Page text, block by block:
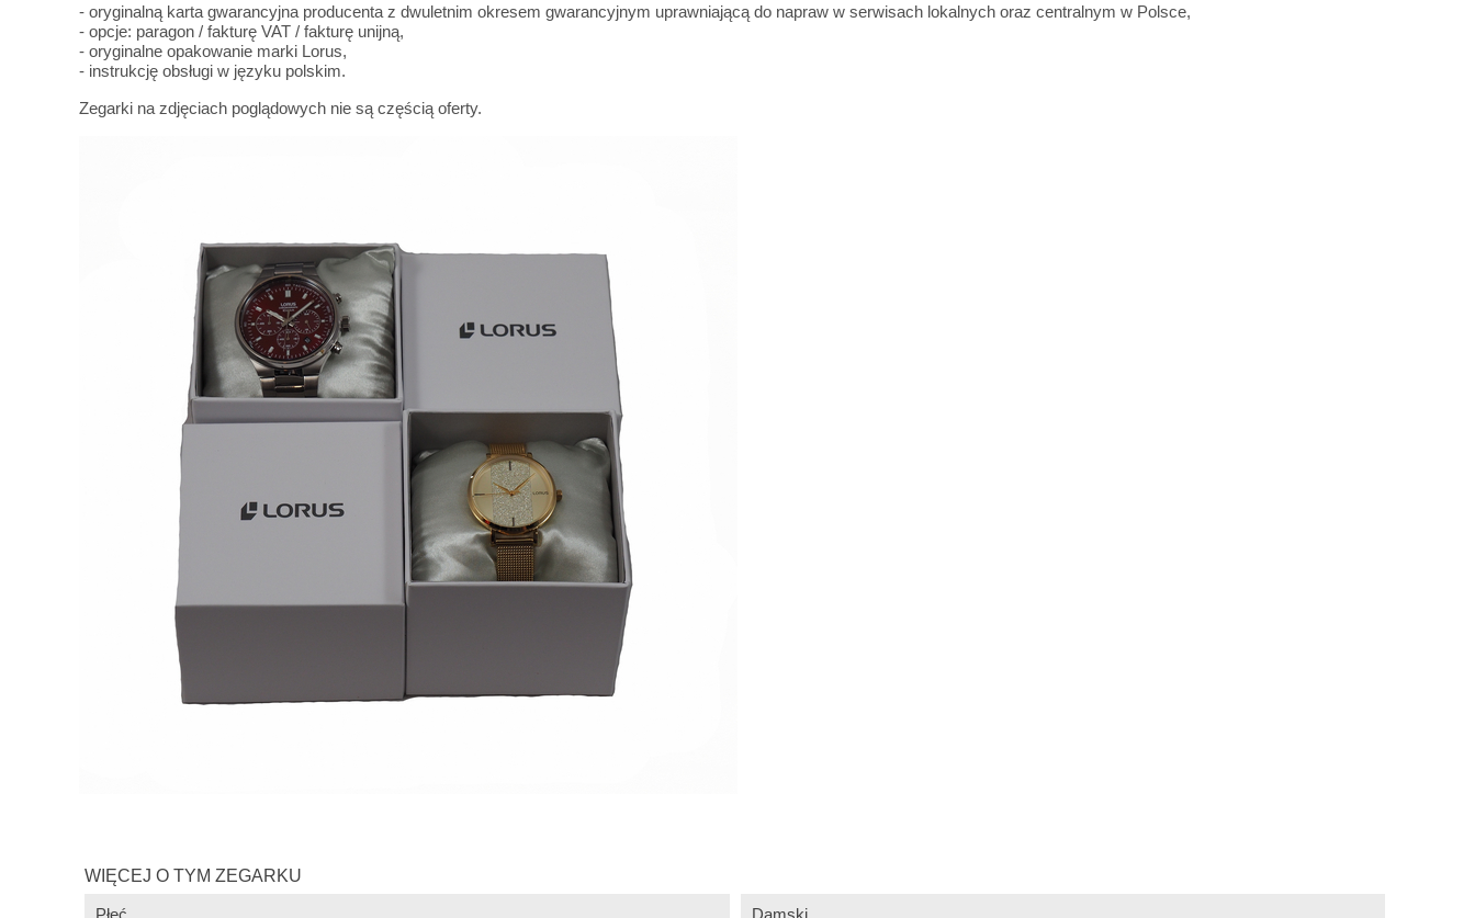
- oryginalną karta gwarancyjna producenta z dwuletnim okresem gwarancyjnym uprawniającą do napraw w serwisach lokalnych oraz centralnym w Polsce,
- opcje: paragon / fakturę VAT / fakturę unijną,
- oryginalne opakowanie marki Lorus,
- instrukcję obsługi w języku polskim.
Zegarki na zdjęciach poglądowych nie są częścią oferty.
WIĘCEJ O TYM ZEGARKU
Płeć Damski